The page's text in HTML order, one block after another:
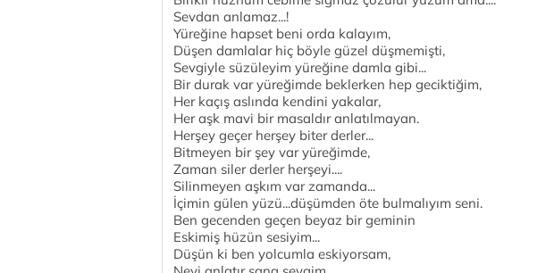
Sevdan anlamaz...!
Yüreğine hapset beni orda kalayım,
Düşen damlalar hiç böyle güzel düşmemişti,
Sevgiyle süzüleyim yüreğine damla gibi...
Bir durak var yüreğimde beklerken hep geciktiğim,
Her kaçış aslında kendini yakalar,
Her aşk mavi bir masaldır anlatılmayan.
Herşey geçer herşey biter derler...
Bitmeyen bir şey var yüreğimde,
Zaman siler derler herşeyi....
Silinmeyen aşkım var zamanda...
İçimin gülen yüzü...düşümden öte bulmalıyım seni.
Ben gecenden geçen beyaz bir geminin
Eskimiş hüzün sesiyim...
Düşün ki ben yolcumla eskiyorsam,